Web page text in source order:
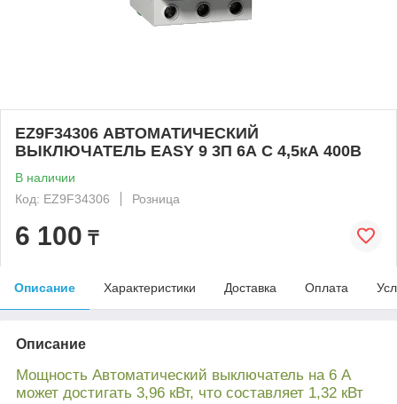
EZ9F34306 АВТОМАТИЧЕСКИЙ
ВЫКЛЮЧАТЕЛЬ EASY 9 3П 6А С 4,5кА 400В
В наличии
Код: EZ9F34306
Розница
6 100 ₸
Описание Характеристики Доставка Оплата
Описание
Мощность Автоматический выключатель на 6 А
может достигать 3,96 кВт, что составляет 1,32 кВт